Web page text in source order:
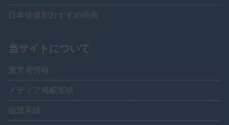
日本俳優別おすすめ映画
当サイトについて
運営者情報
メディア掲載実績
協賛実績